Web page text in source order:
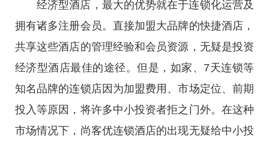
经济型酒店，最大的优势就在于连锁化运营及
拥有诸多注册会员。直接加盟大品牌的快捷酒店，
共享这些酒店的管理经验和会员资源，无疑是投资
经济型酒店最佳的途径。但是，如家、7天连锁等
知名品牌的连锁店因为加盟费用、市场定位、前期
投入等原因，将许多中小投资者拒之门外。在这种
市场情况下，尚客优连锁酒店的出现无疑给中小投